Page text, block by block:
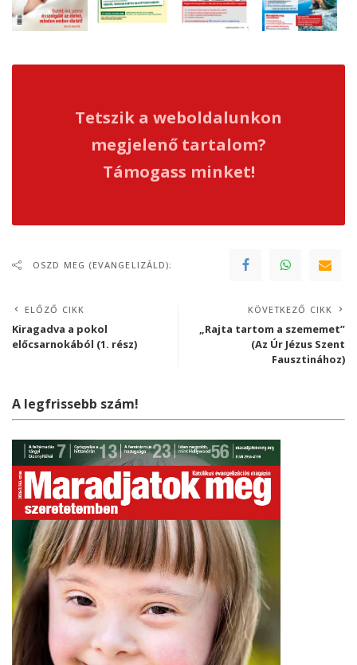
Tetszik a weboldalunkon
megjelenő tartalom?
Támogass minket!
OSZD MEG (EVANGELIZÁLD):
ELŐZŐ CIKK
Kiragadva a pokol
előcsarnokából (1. rész)
KÖVETKEZŐ CIKK
„Rajta tartom a szememet”
(Az Úr Jézus Szent
Fausztinához)
A legfrissebb szám!